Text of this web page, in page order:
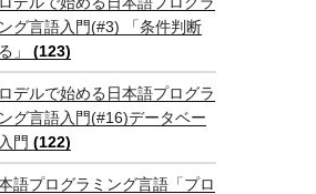
グ言語入門(#3) 「条件判断
」 (123)
デルで始める日本語プログラ
グ言語入門(#16)データベー
門 (122)
語プログラミング言語「プロ